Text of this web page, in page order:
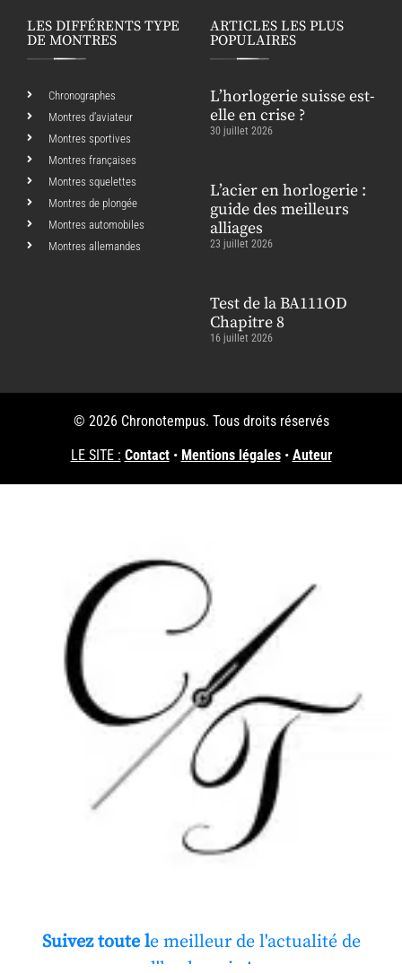
LES DIFFÉRENTS TYPE
DE MONTRES
Chronographes
Montres d’aviateur
Montres sportives
Montres françaises
Montres squelettes
Montres de plongée
Montres automobiles
Montres allemandes
ARTICLES LES PLUS
POPULAIRES
L’horlogerie suisse est-
elle en crise ?
30 juillet 2026
L’acier en horlogerie :
guide des meilleurs
alliages
23 juillet 2026
Test de la BA111OD
Chapitre 8
16 juillet 2026
© 2026 Chronotempus. Tous droits réservés
LE SITE : Contact• Mentions légales• Auteur
Suivez toute le meilleur de l'actualité de